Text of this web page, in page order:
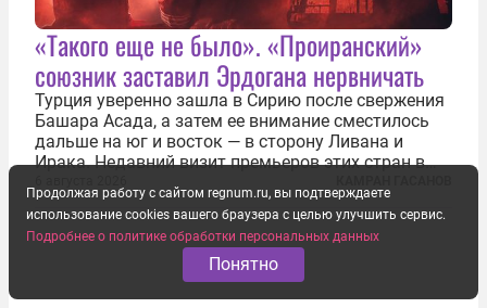
«Такого еще не было». «Проиранский»
союзник заставил Эрдогана нервничать
Турция уверенно зашла в Сирию после свержения
Башара Асада, а затем ее внимание сместилось
дальше на юг и восток — в сторону Ливана и
Ирака. Недавний визит премьеров этих стран в
Анкару, договоры об участии турецкой компании
TPAO в разработке нефти иракского Киркука и
«Дороги развития» подтверждают...
Продолжая работу с сайтом regnum.ru, вы подтверждаете
использование cookies вашего браузера с целью улучшить сервис.
Подробнее о политике обработки персональных данных
Понятно